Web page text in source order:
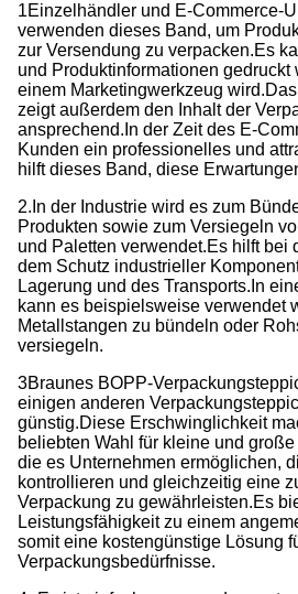
1Einzelhändler und E-Commerce-
verwenden dieses Band, um
zur Versendung zu verpacken.Es
und Produktinformationen gedruckt
einem Marketingwerkzeug wird.
zeigt außerdem den Inhalt der
ansprechend. In der Zeit des E-
Kunden ein professionelles und
hilft dieses Band, diese
2.In der Industrie wird es zum
Produkten sowie zum Versiegeln
und Paletten verwendet.Es hilft bei
dem Schutz industrieller
Lagerung und des Transports. In
kann es beispielsweise verwendet
Metallstangen zu bündeln oder
versiegeln.
3Braunes BOPP-
einigen anderen
günstig.Diese Erschwinglichkeit
beliebten Wahl für kleine und
die es Unternehmen ermöglichen,
kontrollieren und gleichzeitig eine
Verpackung zu gewährleisten.Es
Leistungsfähigkeit zu einem
somit eine kostengünstige Lösung
Verpackungsbedürfnisse.